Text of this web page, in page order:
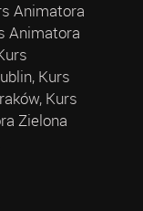
Animatora
Animatora
Kurs
Kurs
Zielona